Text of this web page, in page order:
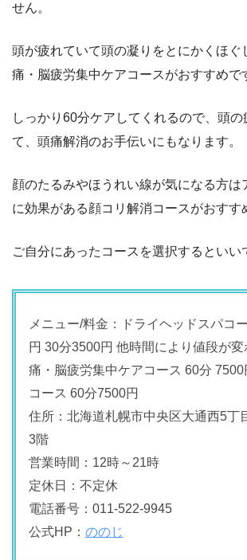
せん。
頭が疲れていて頭の凝りをとにかくほぐ
痛・脳疲労集中ケアコースがおすすめで
しっかり60分ケアしてくれるので、頭
て、頭痛解消のお手伝いにもなります。
顔のたるみやほうれい線が気になる方は
に効果がある顔コリ解消コースがおすす
ご自分にあったコースを選択するといい
メニュー/料金：ドライヘッドスパコ
円 30分3500円 他時間により値段が
痛・脳疲労集中ケアコース 60分 7500
コース 60分7500円
住所：北海道札幌市中央区大通西5丁
3階
営業時間：12時～21時
定休日：不定休
電話番号：011-522-9945
公式HP： ののじ